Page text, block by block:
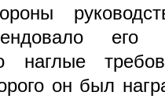
наглые
он был